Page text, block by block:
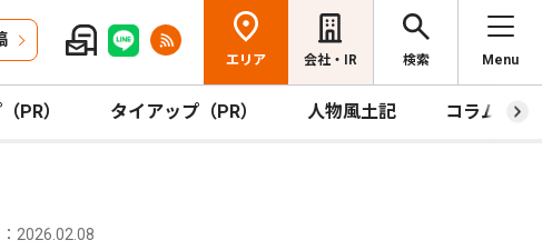
エリア 会社・IR 検索 Menu
PR） タイアップ（PR） 人物風土記 コラム
2026.02.08